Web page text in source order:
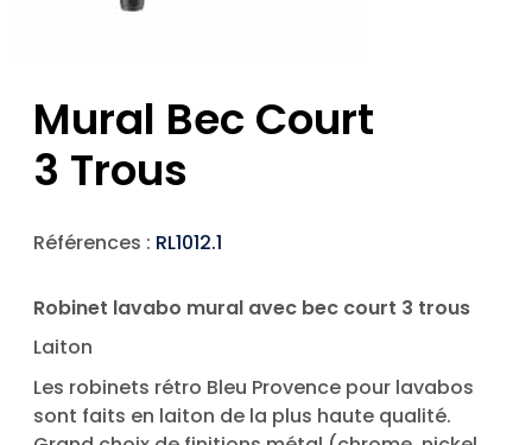
Mural Bec Court
3 Trous
Références : RL1012.1
Robinet lavabo mural avec bec court 3 trous
Laiton
Les robinets rétro Bleu Provence pour lavabos
sont faits en laiton de la plus haute qualité.